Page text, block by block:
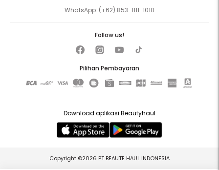
WhatsApp: (+62) 853-1111-1010
Pilihan Pembayaran
Follow us!
Download aplikasi Beautyhaul
Copyright ©2026 PT BEAUTE HAUL INDONESIA